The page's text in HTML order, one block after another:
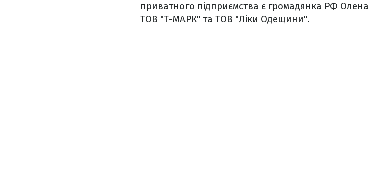
приватного підприємства є громадянка РФ
ТОВ "Т-МАРК" та ТОВ "Ліки Одещини".